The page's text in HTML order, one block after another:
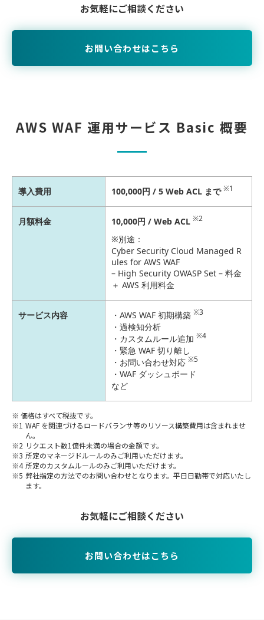
お気軽にご相談ください
お問い合わせはこちら
AWS WAF 運用サービス Basic 概要
導入費用 100,000円 / 5 Web ACL まで ※1
月額料金 10,000円 / Web ACL ※2
※別途：
Cyber Security Cloud Managed R
ules for AWS WAF
– High Security OWASP Set – 料金
＋ AWS 利用料金
サービス内容 AWS WAF 初期構築 ※3
過検知分析
カスタムルール追加 ※4
緊急 WAF 切り離し
お問い合わせ対応 ※5
WAF ダッシュボード
など
価格はすべて税抜です。
WAF を関連づけるロードバランサ等のリソース構築費用は含まれませ
ん。
リクエスト数1億件未満の場合の金額です。
所定のマネージドルールのみご利用いただけます。
所定のカスタムルールのみご利用いただけます。
弊社指定の方法でのお問い合わせとなります。平日日勤帯で対応いたし
ます。
お気軽にご相談ください
お問い合わせはこちら